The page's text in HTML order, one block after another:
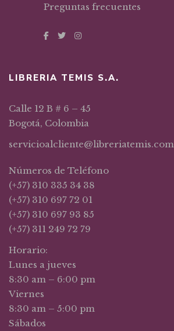
Preguntas frecuentes
LIBRERIA TEMIS S.A.
Calle 12 B # 6 – 45
Bogotá, Colombia
servicioalcliente@libreriatemis.com
Números de Teléfono
(+57) 310 335 34 38
(+57) 310 697 72 01
(+57) 310 697 93 85
(+57) 311 249 72 79
Horario:
Lunes a jueves
8:30 am – 6:00 pm
Viernes
8:30 am – 5:00 pm
Sábados